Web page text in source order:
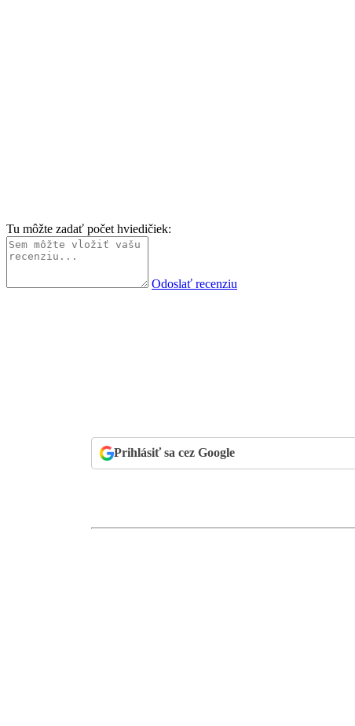
Tu môžte zadať počet hviedičiek:
Odoslať recenziu
Prihlásiť sa cez Google